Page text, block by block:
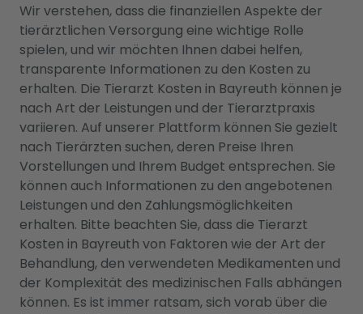
Wir verstehen, dass die finanziellen Aspekte der
tierärztlichen Versorgung eine wichtige Rolle
spielen, und wir möchten Ihnen dabei helfen,
transparente Informationen zu den Kosten zu
erhalten. Die Tierarzt Kosten in Bayreuth können je
nach Art der Leistungen und der Tierarztpraxis
variieren. Auf unserer Plattform können Sie gezielt
nach Tierärzten suchen, deren Preise Ihren
Vorstellungen und Ihrem Budget entsprechen. Sie
können auch Informationen zu den angebotenen
Leistungen und den Zahlungsmöglichkeiten
erhalten. Bitte beachten Sie, dass die Tierarzt
Kosten in Bayreuth von Faktoren wie der Art der
Behandlung, den verwendeten Medikamenten und
der Komplexität des medizinischen Falls abhängen
können. Es ist immer ratsam, sich vorab über die